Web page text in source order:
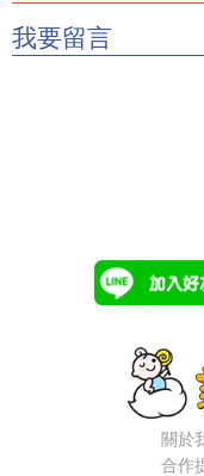
我要留言
關於
合作